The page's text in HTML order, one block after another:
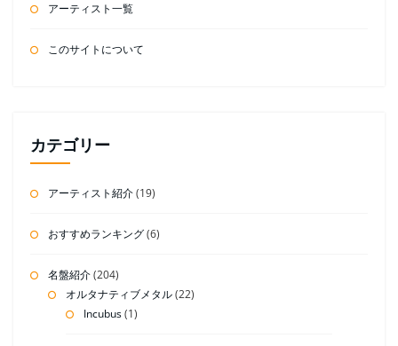
アーティスト一覧
このサイトについて
カテゴリー
アーティスト紹介(19)
おすすめランキング(6)
名盤紹介(204)
オルタナティブメタル(22)
Incubus(1)